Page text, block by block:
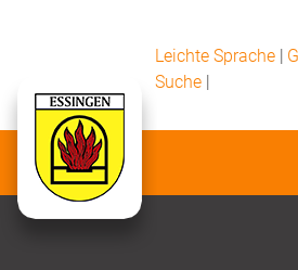
Leichte Sprache |
Suche |